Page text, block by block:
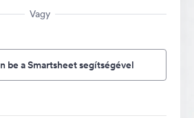
Vagy
be a Smartsheet segítségével